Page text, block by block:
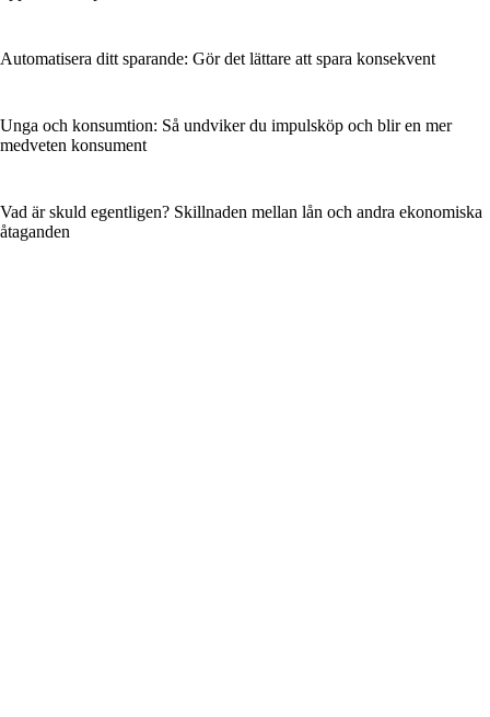
Automatisera ditt sparande: Gör det lättare att spara konsekvent
Unga och konsumtion: Så undviker du impulsköp och blir en mer
medveten konsument
Vad är skuld egentligen? Skillnaden mellan lån och andra ekonomiska
åtaganden